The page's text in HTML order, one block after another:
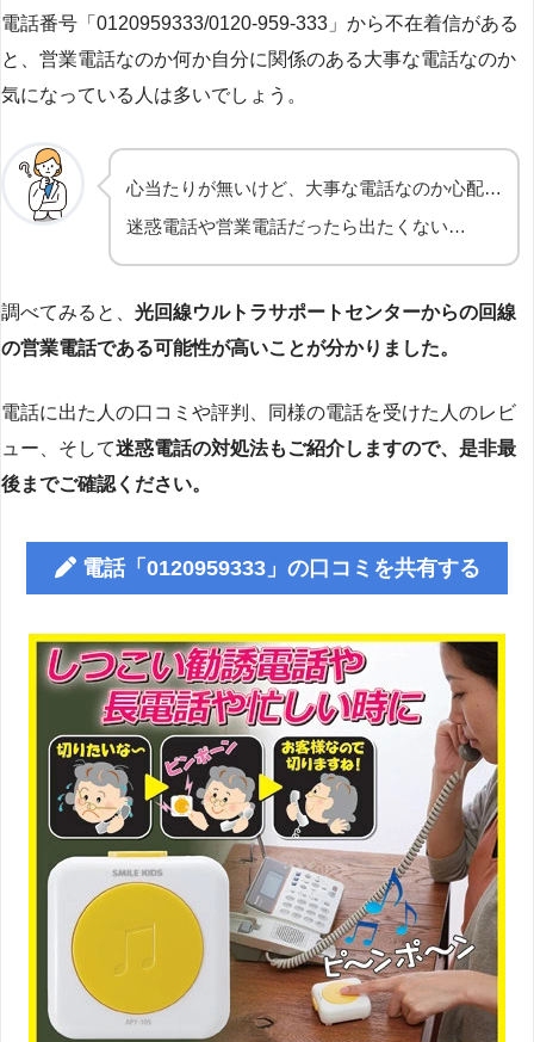
電話番号「0120959333/0120-959-333」から不在着信がある
と、営業電話なのか何か自分に関係のある大事な電話なのか
気になっている人は多いでしょう。
心当たりが無いけど、大事な電話なのか心配…
迷惑電話や営業電話だったら出たくない…
調べてみると、 光回線ウルトラサポートセンターからの回線
の営業電話である可能性が高いことが分かりました。
電話に出た人の口コミや評判、同様の電話を受けた人のレビ
ュー、そして迷惑電話の対処法もご紹介しますので、是非最
後までご確認ください。
電話「0120959333」の口コミを共有する